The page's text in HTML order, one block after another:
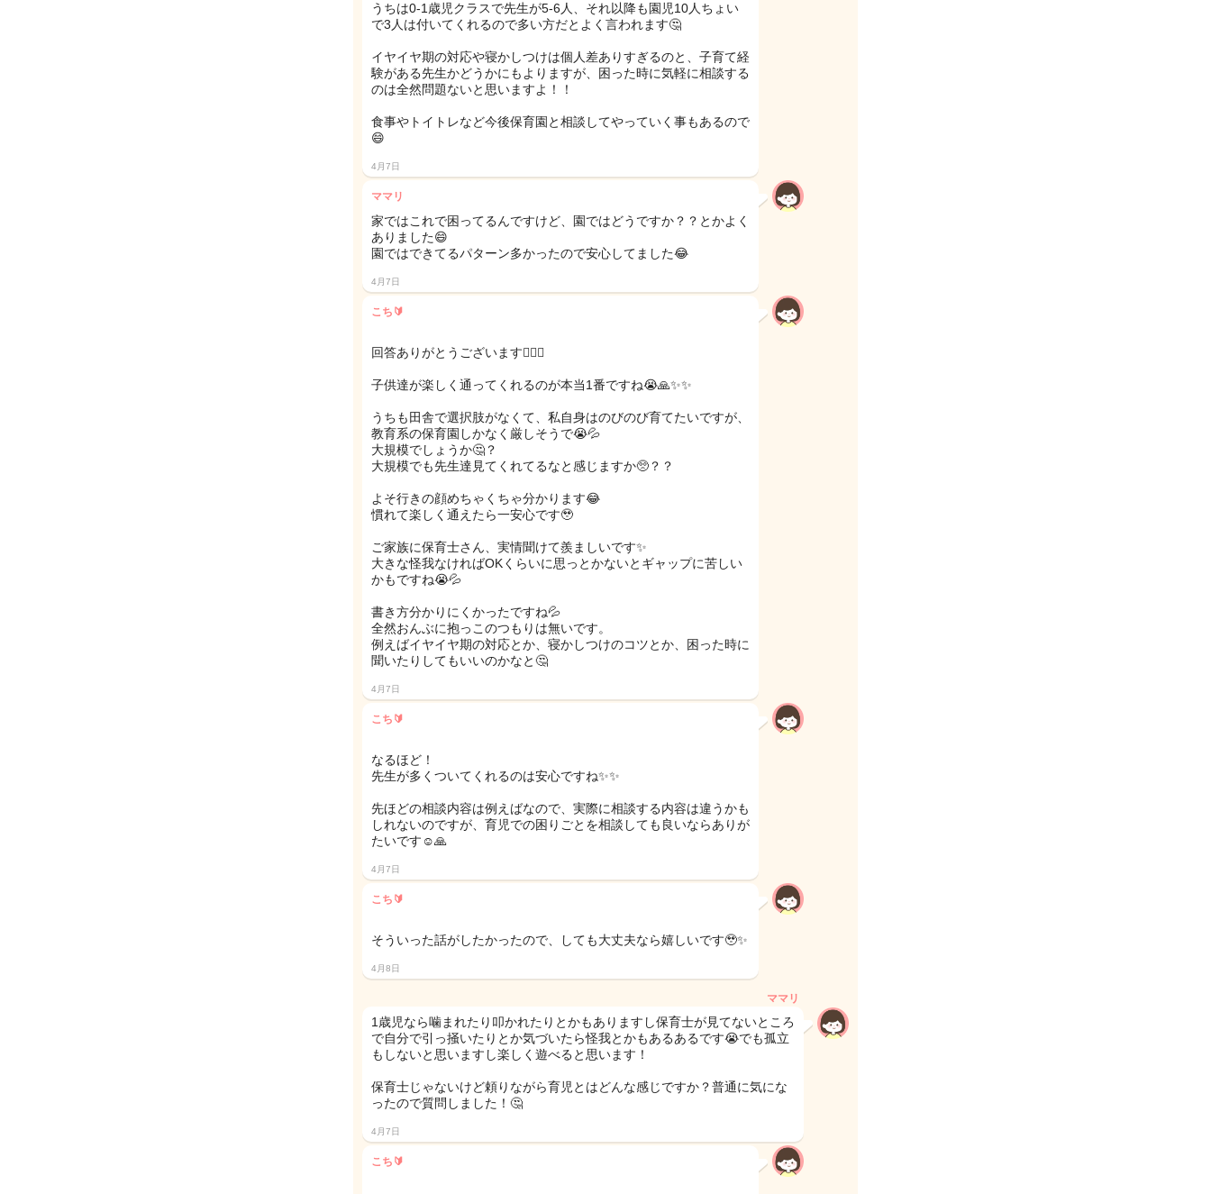
うちは0-1歳児クラスで先生が5-6人、それ以降も園児10人ちょい
で3人は付いてくれるので多い方だとよく言われます🤔
イヤイヤ期の対応や寝かしつけは個人差ありすぎるのと、子育て経
験がある先生かどうかにもよりますが、困った時に気軽に相談する
のは全然問題ないと思いますよ！！
食事やトイトレなど今後保育園と相談してやっていく事もあるので
😄
4月7日
ママリ
家ではこれで困ってるんですけど、園ではどうですか？？とかよく
ありました😄
園ではできてるパターン多かったので安心してました😂
4月7日
こち🔰
回答ありがとうございます🙇🏻‍♀️
子供達が楽しく通ってくれるのが本当1番ですね😭🙏✨✨
うちも田舎で選択肢がなくて、私自身はのびのび育てたいですが、
教育系の保育園しかなく厳しそうで😭💦
大規模でしょうか🤔？
大規模でも先生達見てくれてるなと感じますか🥺？？
よそ行きの顔めちゃくちゃ分かります😂
慣れて楽しく通えたら一安心です🥹
ご家族に保育士さん、実情聞けて羨ましいです✨
大きな怪我なければOKくらいに思っとかないとギャップに苦しい
かもですね😭💦
書き方分かりにくかったですね💦
全然おんぶに抱っこのつもりは無いです。
例えばイヤイヤ期の対応とか、寝かしつけのコツとか、困った時に
聞いたりしてもいいのかなと🤔
4月7日
こち🔰
なるほど！
先生が多くついてくれるのは安心ですね✨✨
先ほどの相談内容は例えばなので、実際に相談する内容は違うかも
しれないのですが、育児での困りごとを相談しても良いならありが
たいです☺️🙏
4月7日
こち🔰
そういった話がしたかったので、しても大丈夫なら嬉しいです🥹✨
4月8日
ママリ
1歳児なら噛まれたり叩かれたりとかもありますし保育士が見てないところ
で自分で引っ掻いたりとか気づいたら怪我とかもあるあるです😭でも孤立
もしないと思いますし楽しく遊べると思います！
保育士じゃないけど頼りながら育児とはどんな感じですか？普通に気にな
ったので質問しました！🤔
4月7日
こち🔰